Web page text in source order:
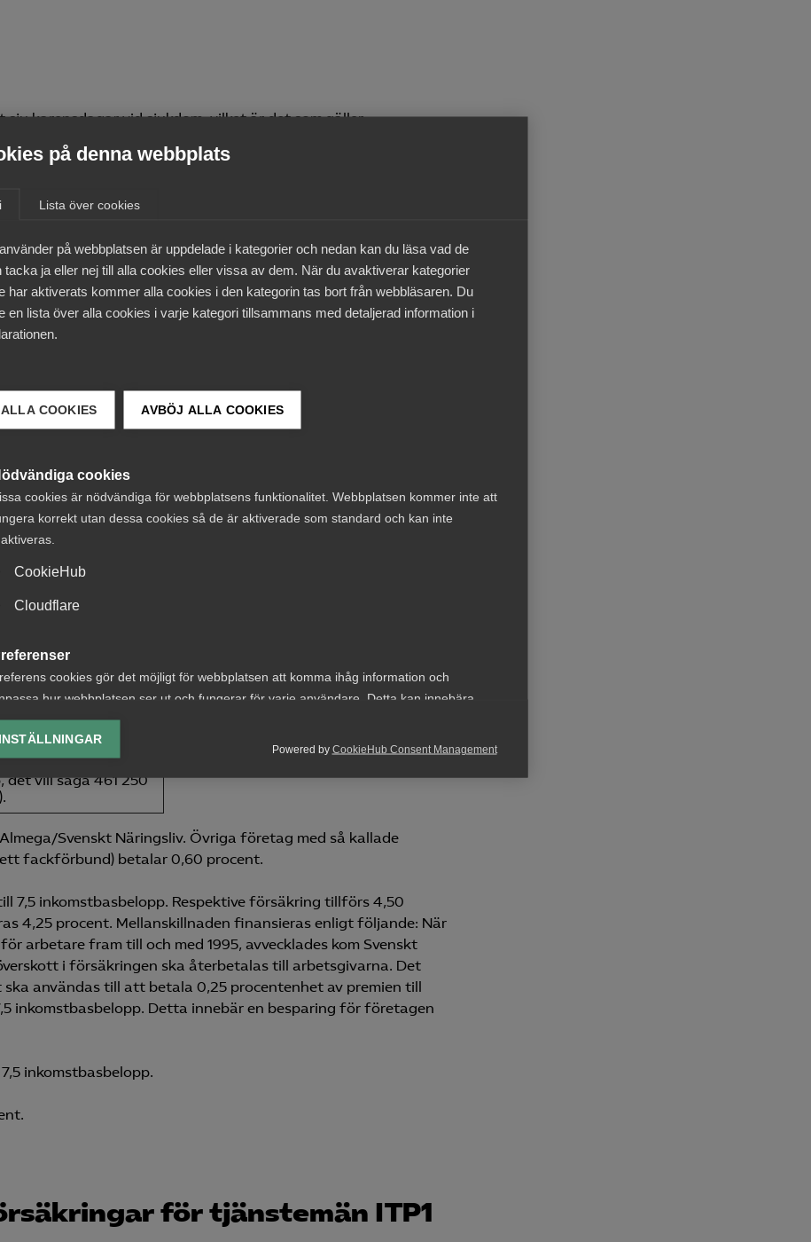
på denna webbplats
Lista över cookies
på webbplatsen är uppdelade i kategorier och nedan kan du läsa vad de
tacka ja eller nej till alla cookies eller vissa av dem. När du avaktiverar kategorier
har aktiverats kommer alla cookies i den kategorin tas bort från webbläsaren. Du
en lista över alla cookies i varje kategori tillsammans med detaljerad information i
COOKIES AVBÖJ ALLA COOKIES
cookies
cookies är nödvändiga för webbplatsens funktionalitet. Webbplatsen kommer inte att
korrekt utan dessa cookies så de är aktiverade som standard och kan inte
CookieHub
Cloudflare
cookies gör det möjligt för webbplatsen att komma ihåg information och
hur webbplatsen ser ut och fungerar för varje användare. Detta kan innebära
av vald valuta, region, språk eller färgschema.
cookies
hjälper oss förbättra webbplatsen genom att samla och rapportera
om hur den används.
Google Analytics
cookies
cookies används för att spåra gester på olika webbplatser för att kunna
relevanta och engagerande annonser.
Google Ads
YouTube
Powered by CookieHub Consent Management
karensdagar vid sjukdom, vilket är det som gäller
Som egenföretagare kan man istället välja fjorton, trettio,
en lägre avgift (med undantag för en karensdag då avgiften
16,36 procent i egenavgifter.
65 år men tagit ut hel ålderspension (från och med 2011 krävs
inkomståret. Om egenföretagaren haft hel sjukersättning
10,21 procent. Bedrivs passiv näringsverksamhet betalas
till 24,26 procent av underlaget. Personer födda 1937 och
för arbetare
0,1455 % och TSL
7,5
det vill säga 461 250
Svenskt Näringsliv. Övriga företag med så kallade
fackförbund) betalar 0,60 procent.
7,5 inkomstbasbelopp. Respektive försäkring tillförs 4,50
4,25 procent. Mellanskillnaden finansieras enligt följande: När
arbetare fram till och med 1995, avvecklades kom Svenskt
i försäkringen ska återbetalas till arbetsgivarna. Det
användas till att betala 0,25 procentenhet av premien till
inkomstbasbelopp. Detta innebär en besparing för företagen
inkomstbasbelopp.
för tjänstemän ITP1